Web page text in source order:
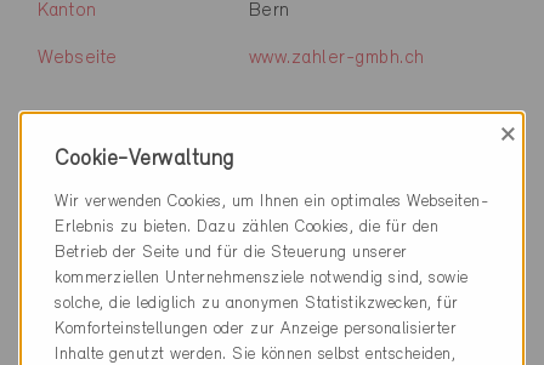
Kanton Bern
Webseite www.zahler-gmbh.ch
Firma
PLZ 3439
Ort Ranflüh
Kanton Bern
Webseite www.zaugg-architektur.ch
Cookie-Verwaltung
×
Wir verwenden Cookies, um Ihnen ein optimales Webseiten-
Erlebnis zu bieten. Dazu zählen Cookies, die für den
Betrieb der Seite und für die Steuerung unserer
kommerziellen Unternehmensziele notwendig sind, sowie
solche, die lediglich zu anonymen Statistikzwecken, für
Komforteinstellungen oder zur Anzeige personalisierter
Inhalte genutzt werden. Sie können selbst entscheiden,